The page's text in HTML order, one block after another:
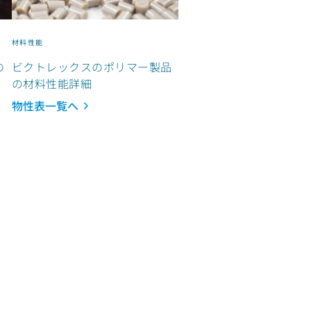
材料性能
ビクトレックスのポリマー製品
の材料性能詳細
物性表一覧へ